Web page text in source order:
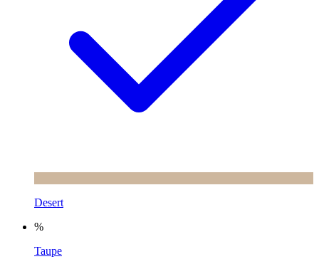
Desert
%
Taupe